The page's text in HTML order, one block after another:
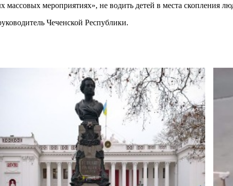
массовых мероприятиях», не водить детей в места скопления
Чеченской Республики.